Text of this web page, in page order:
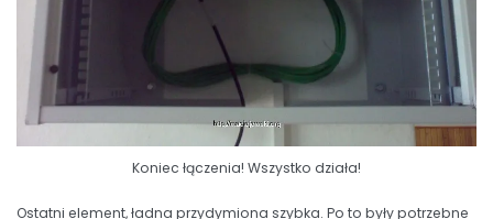
Koniec łączenia! Wszystko działa!
Ostatni element, ładna przydymiona szybka. Po to były potrzebne